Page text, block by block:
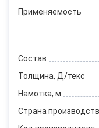
Применяемость
Состав
Толщина, Д/текс
Намотка, м
Страна